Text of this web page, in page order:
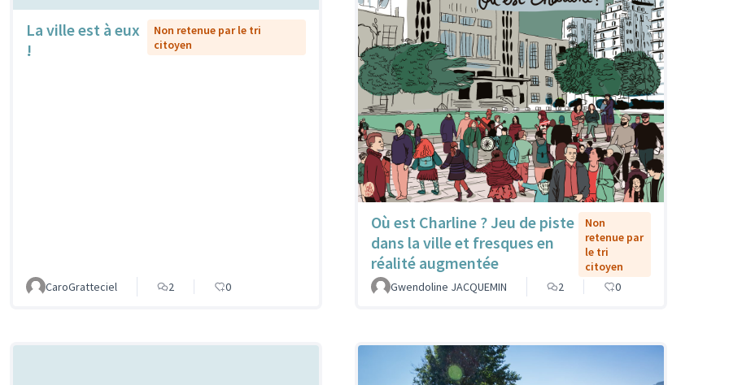
La ville est à eux
!
Non retenue par le tri
citoyen
CaroGratteciel 2 0
Où est Charline ? Jeu de piste
dans la ville et fresques en
réalité augmentée
Non
retenue par
le tri
citoyen
Gwendoline JACQUEMIN
2 0